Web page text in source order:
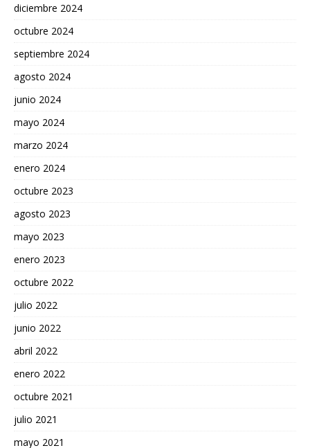
diciembre 2024
octubre 2024
septiembre 2024
agosto 2024
junio 2024
mayo 2024
marzo 2024
enero 2024
octubre 2023
agosto 2023
mayo 2023
enero 2023
octubre 2022
julio 2022
junio 2022
abril 2022
enero 2022
octubre 2021
julio 2021
mayo 2021